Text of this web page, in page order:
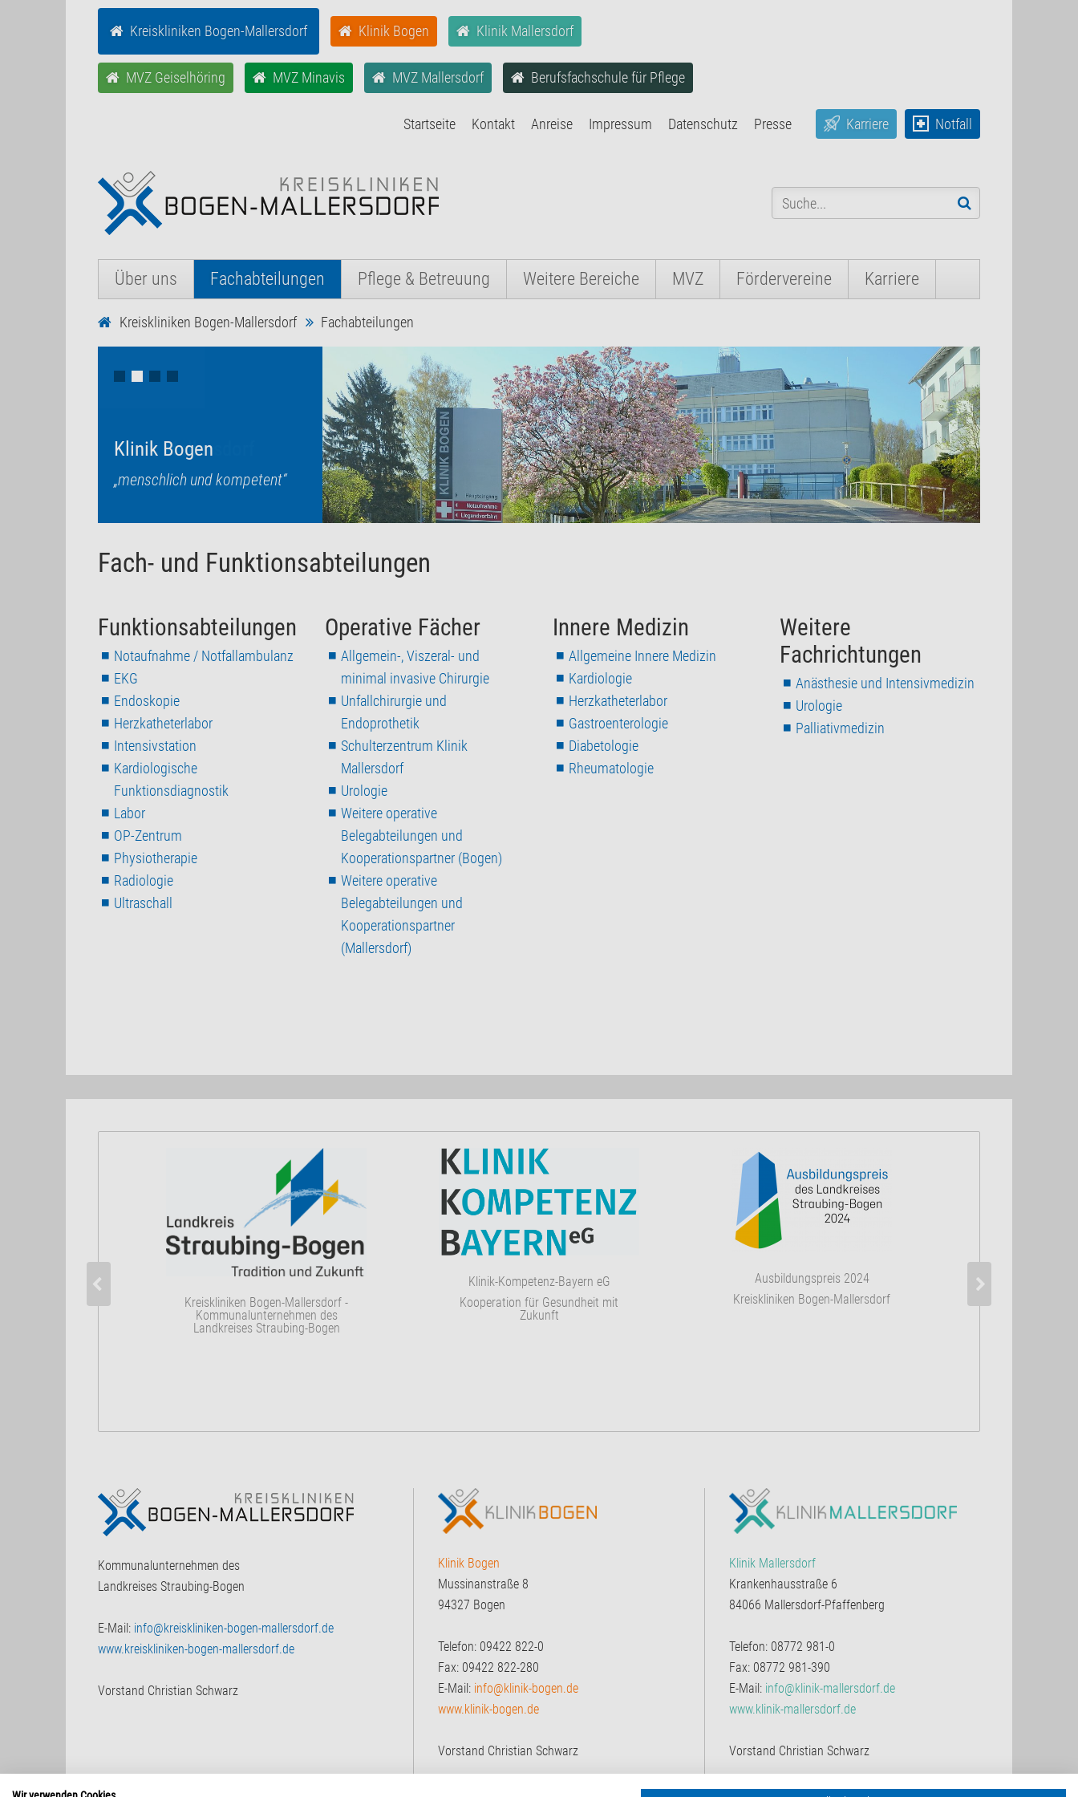
Kreiskliniken Bogen-Mallersdorf Klinik Bogen Klinik Mallersdorf
MVZ Geiselhöring MVZ Minavis MVZ Mallersdorf Berufsfachschule für Pflege
Startseite Kontakt Anreise Impressum Datenschutz Presse Karriere Notfall
Über uns Fachabteilungen Pflege & Betreuung Weitere Bereiche MVZ Fördervereine Karriere
Kreiskliniken Bogen-Mallersdorf Fachabteilungen
Klinik Bogen
„menschlich und kompetent“
Klinik Mallersdorf
„menschlich und kompetent“
Fach- und Funktionsabteilungen
Funktionsabteilungen
Notaufnahme / Notfallambulanz
EKG
Endoskopie
Herzkatheterlabor
Intensivstation
Kardiologische
Funktionsdiagnostik
Labor
OP-Zentrum
Physiotherapie
Radiologie
Ultraschall
Operative Fächer
Allgemein-, Viszeral- und
minimal invasive Chirurgie
Unfallchirurgie und
Endoprothetik
Schulterzentrum Klinik
Mallersdorf
Urologie
Weitere operative
Belegabteilungen und
Kooperationspartner (Bogen)
Weitere operative
Belegabteilungen und
Kooperationspartner
(Mallersdorf)
Innere Medizin
Allgemeine Innere Medizin
Kardiologie
Herzkatheterlabor
Gastroenterologie
Diabetologie
Rheumatologie
Weitere
Fachrichtungen
Anästhesie und Intensivmedizin
Urologie
Palliativmedizin
Kreiskliniken Bogen-Mallersdorf -
Kommunalunternehmen des
Landkreises Straubing-Bogen
Klinik-Kompetenz-Bayern eG
Kooperation für Gesundheit mit
Zukunft
Ausbildungspreis 2024
Kreiskliniken Bogen-Mallersdorf
Kommunalunternehmen des
Landkreises Straubing-Bogen
E-Mail: info@kreiskliniken-bogen-mallersdorf.de
www.kreiskliniken-bogen-mallersdorf.de
Vorstand Christian Schwarz
Klinik Bogen
Mussinanstraße 8
94327 Bogen
Telefon: 09422 822-0
Fax: 09422 822-280
E-Mail: info@klinik-bogen.de
www.klinik-bogen.de
Vorstand Christian Schwarz
Klinik Mallersdorf
Krankenhausstraße 6
84066 Mallersdorf-Pfaffenberg
Telefon: 08772 981-0
Fax: 08772 981-390
E-Mail: info@klinik-mallersdorf.de
www.klinik-mallersdorf.de
Vorstand Christian Schwarz